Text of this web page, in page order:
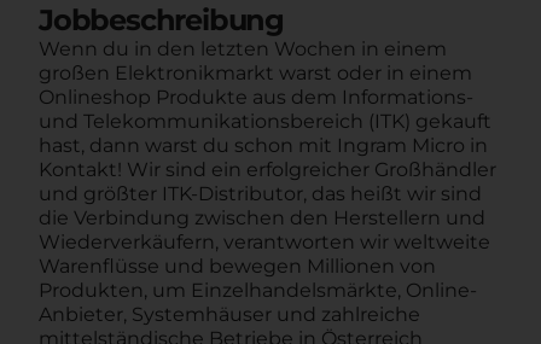
Jobbeschreibung
Wenn du in den letzten Wochen in einem
großen Elektronikmarkt warst oder in einem
Onlineshop Produkte aus dem Informations-
und Telekommunikationsbereich (ITK) gekauft
hast, dann warst du schon mit Ingram Micro in
Kontakt! Wir sind ein erfolgreicher Großhändler
und größter ITK-Distributor, das heißt wir sind
die Verbindung zwischen den Herstellern und
Wiederverkäufern, verantworten wir weltweite
Warenflüsse und bewegen Millionen von
Produkten, um Einzelhandelsmärkte, Online-
Anbieter, Systemhäuser und zahlreiche
mittelständische Betriebe in Österreich